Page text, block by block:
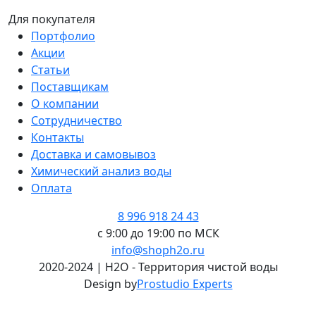
Для покупателя
Портфолио
Акции
Статьи
Поставщикам
О компании
Сотрудничество
Контакты
Доставка и самовывоз
Химический анализ воды
Оплата
8 996 918 24 43
с 9:00 до 19:00 по МСК
info@shoph2o.ru
2020-2024 | H2O - Территория чистой воды
Design byProstudio Experts